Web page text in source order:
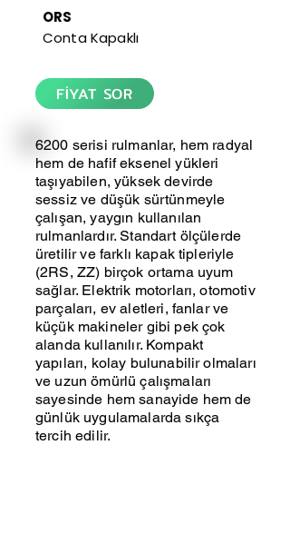
ORS
Conta Kapaklı
FİYAT SOR
6200 serisi rulmanlar, hem radyal
hem de hafif eksenel yükleri
taşıyabilen, yüksek devirde
sessiz ve düşük sürtünmeyle
çalışan, yaygın kullanılan
rulmanlardır. Standart ölçülerde
üretilir ve farklı kapak tipleriyle
(2RS, ZZ) birçok ortama uyum
sağlar. Elektrik motorları, otomotiv
parçaları, ev aletleri, fanlar ve
küçük makineler gibi pek çok
alanda kullanılır. Kompakt
yapıları, kolay bulunabilir olmaları
ve uzun ömürlü çalışmaları
sayesinde hem sanayide hem de
günlük uygulamalarda sıkça
tercih edilir.